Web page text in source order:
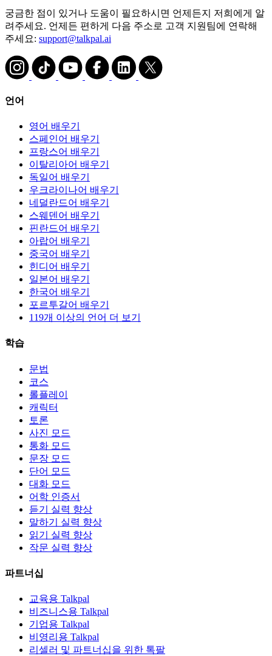
궁금한 점이 있거나 도움이 필요하시면 언제든지 저희에게 알
려주세요. 언제든 편하게 다음 주소로 고객 지원팀에 연락해
주세요: support@talkpal.ai
언어
영어 배우기
스페인어 배우기
프랑스어 배우기
이탈리아어 배우기
독일어 배우기
우크라이나어 배우기
네덜란드어 배우기
스웨덴어 배우기
핀란드어 배우기
아랍어 배우기
중국어 배우기
힌디어 배우기
일본어 배우기
한국어 배우기
포르투갈어 배우기
119개 이상의 언어 더 보기
학습
문법
코스
롤플레이
캐릭터
토론
사진 모드
통화 모드
문장 모드
단어 모드
대화 모드
어학 인증서
듣기 실력 향상
말하기 실력 향상
읽기 실력 향상
작문 실력 향상
파트너십
교육용 Talkpal
비즈니스용 Talkpal
기업용 Talkpal
비영리용 Talkpal
리셀러 및 파트너십을 위한 톡팔